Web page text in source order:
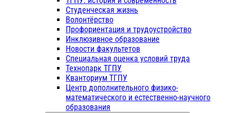
Студенческая жизнь
Волонтёрство
Профориентация и трудоустройство
Инклюзивное образование
Новости факультетов
Специальная оценка условий труда
Технопарк ТГПУ
Кванториум ТГПУ
Центр дополнительного физико-
математического и естественно-научного
образования